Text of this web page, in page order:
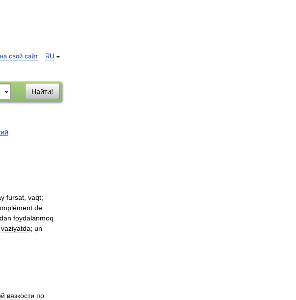
RU
свой сайт
Найти!
fursat vaqt;
de
foydalanmoq
vaziyatda; un
вязкости по